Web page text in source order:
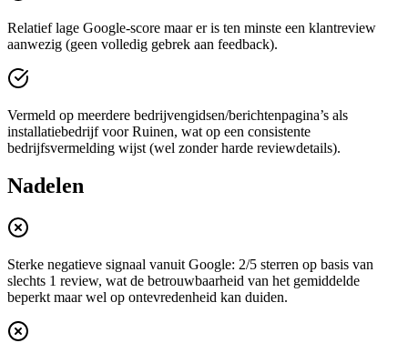
Relatief lage Google-score maar er is ten minste een klantreview
aanwezig (geen volledig gebrek aan feedback).
Vermeld op meerdere bedrijvengidsen/berichtenpagina’s als
installatiebedrijf voor Ruinen, wat op een consistente
bedrijfsvermelding wijst (wel zonder harde reviewdetails).
Nadelen
Sterke negatieve signaal vanuit Google: 2/5 sterren op basis van
slechts 1 review, wat de betrouwbaarheid van het gemiddelde
beperkt maar wel op ontevredenheid kan duiden.